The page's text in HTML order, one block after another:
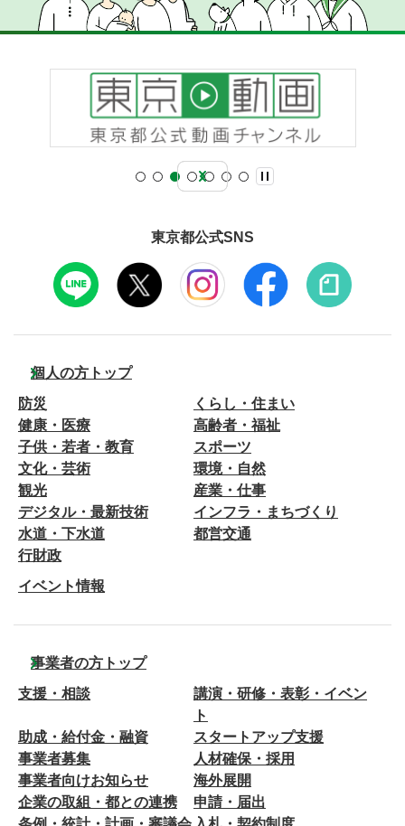
東京都公式SNS
個人の方トップ
防災
くらし・住まい
健康・医療
高齢者・福祉
子供・若者・教育
スポーツ
文化・芸術
環境・自然
観光
産業・仕事
デジタル・最新技術
インフラ・まちづくり
水道・下水道
都営交通
行財政
イベント情報
事業者の方トップ
支援・相談
講演・研修・表彰・イベン
ト
助成・給付金・融資
スタートアップ支援
事業者募集
人材確保・採用
事業者向けお知らせ
海外展開
企業の取組・都との連携
申請・届出